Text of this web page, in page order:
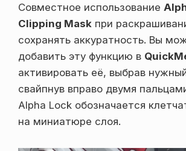
Совместное использование
Clipping Mask при
сохранять аккуратность. Вы
добавить эту функцию в
активировать её, выбрав
свайпнув вправо двумя
Alpha Lock обозначается
на миниатюре слоя.